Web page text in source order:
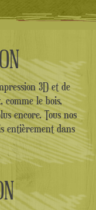
3D et de
le bois,
encore. Tous nos
entièrement dans